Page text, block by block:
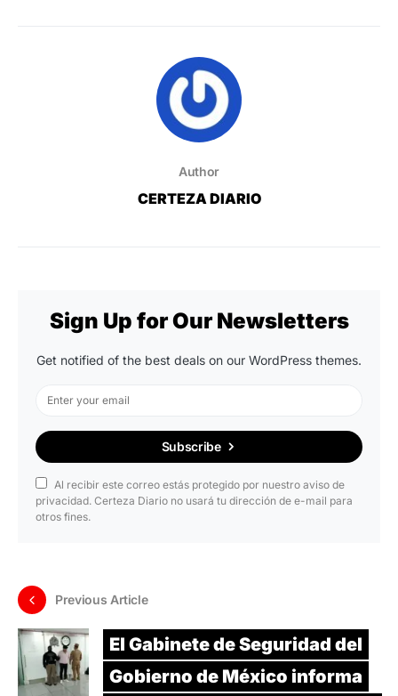
Author
CERTEZA DIARIO
Sign Up for Our Newsletters
Get notified of the best deals on our WordPress themes.
Subscribe
Al recibir este correo estás protegido por nuestro aviso de
privacidad. Certeza Diario no usará tu dirección de e-mail para
otros fines.
Previous Article
El Gabinete de Seguridad del
Gobierno de México informa